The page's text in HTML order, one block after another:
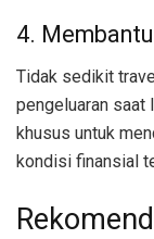
4.
Tidak sedikit
pengeluaran saat
khusus untuk
kondisi finansial